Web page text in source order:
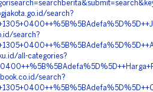
search?
search?
all-categories?
search?